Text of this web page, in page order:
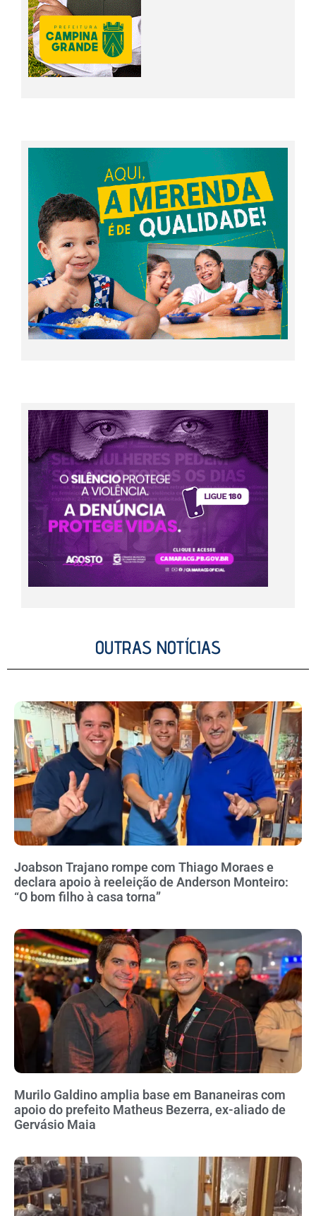
OUTRAS NOTÍCIAS
Joabson Trajano rompe com Thiago Moraes e
declara apoio à reeleição de Anderson Monteiro:
“O bom filho à casa torna”
Murilo Galdino amplia base em Bananeiras com
apoio do prefeito Matheus Bezerra, ex-aliado de
Gervásio Maia